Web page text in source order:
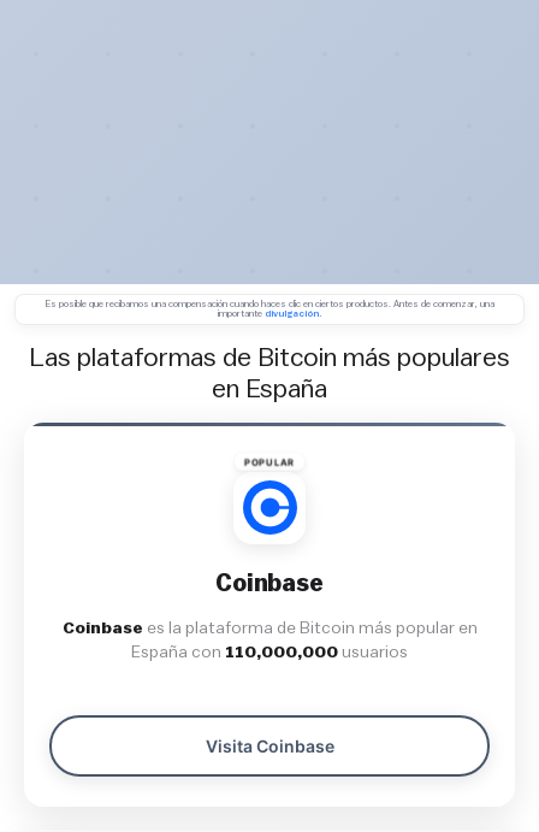
Es posible que recibamos una compensación cuando haces clic en ciertos productos. Antes de comenzar, una
importante divulgación.
Las plataformas de Bitcoin más populares
en España
POPULAR
Coinbase
Coinbase es la plataforma de Bitcoin más popular en
España con 110,000,000 usuarios
Visita Coinbase